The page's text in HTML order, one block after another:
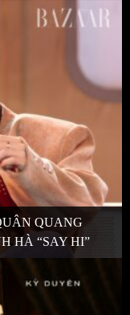
QUANG
HÀ “SAY HI”